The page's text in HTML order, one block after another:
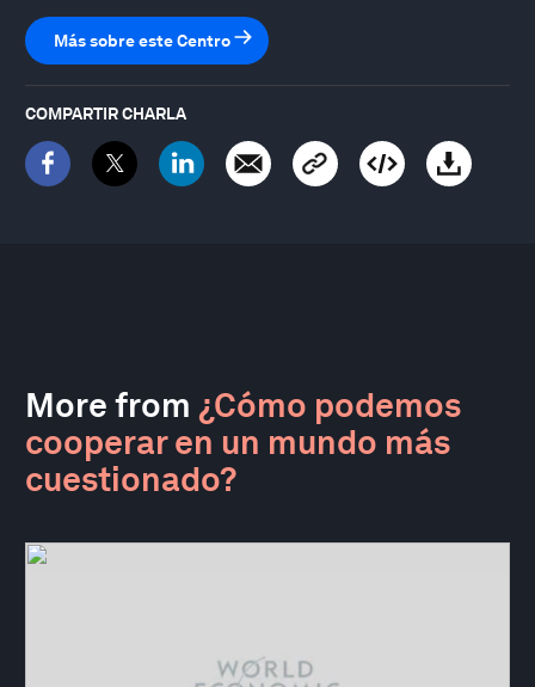
Más sobre este Centro
COMPARTIR CHARLA
More from ¿Cómo podemos
cooperar en un mundo más
cuestionado?